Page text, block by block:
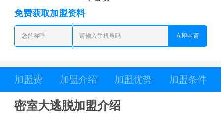
免费获取加盟资料
立即申请
加盟费 加盟介绍 加盟优势 加盟条件
密室大逃脱加盟介绍